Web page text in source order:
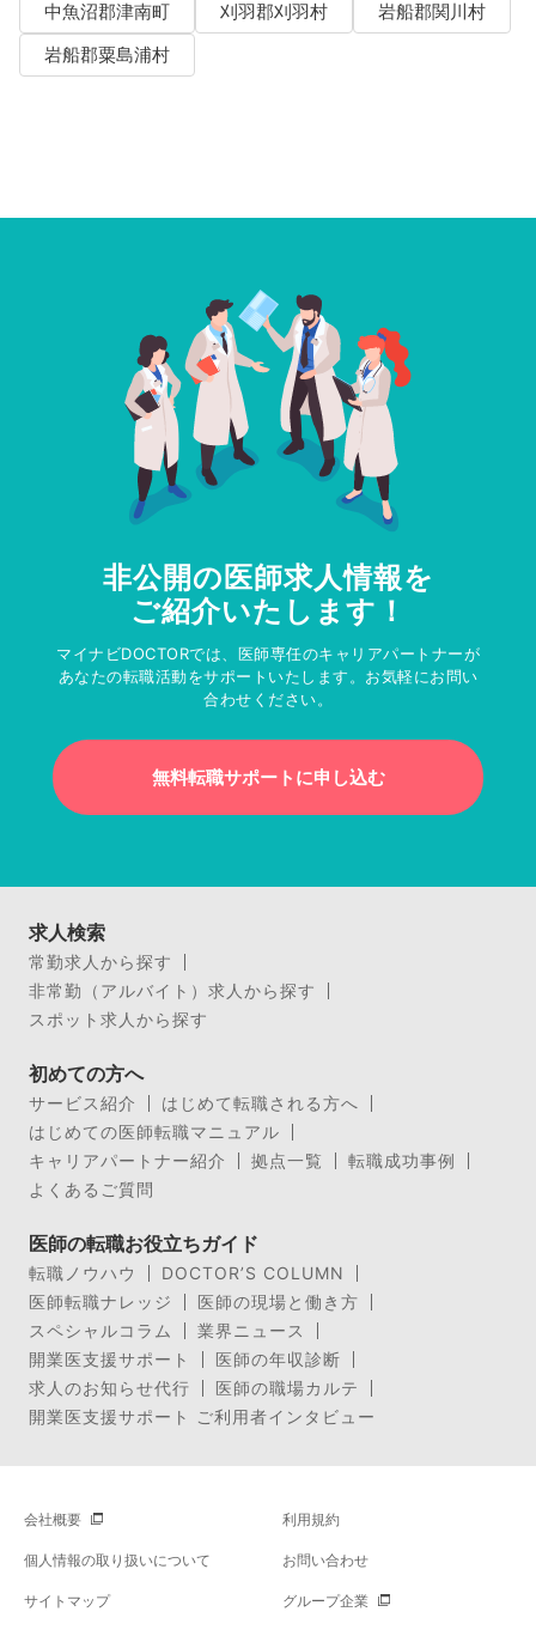
中魚沼郡津南町
刈羽郡刈羽村
岩船郡関川村
岩船郡粟島浦村
非公開の医師求人情報を
ご紹介いたします！
マイナビDOCTORでは、医師専任のキャリアパートナーが
あなたの転職活動をサポートいたします。お気軽にお問い
合わせください。
無料転職サポートに申し込む
求人検索
常勤求人から探す
非常勤（アルバイト）求人から探す
スポット求人から探す
初めての方へ
サービス紹介
はじめて転職される方へ
はじめての医師転職マニュアル
キャリアパートナー紹介
拠点一覧
転職成功事例
よくあるご質問
医師の転職お役立ちガイド
転職ノウハウ
DOCTOR’S COLUMN
医師転職ナレッジ
医師の現場と働き方
スペシャルコラム
業界ニュース
開業医支援サポート
医師の年収診断
求人のお知らせ代行
医師の職場カルテ
開業医支援サポート ご利用者インタビュー
会社概要 利用規約
個人情報の取り扱いについて お問い合わせ
サイトマップ グループ企業